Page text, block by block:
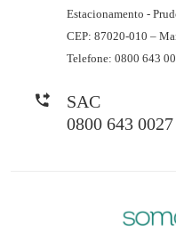
Estacionamento -
CEP: 87020-010 –
Telefone: 0800 643
SAC
0800 643 0027